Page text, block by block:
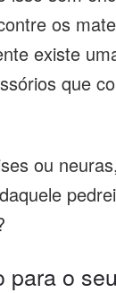
os
existe
que
ou
para o